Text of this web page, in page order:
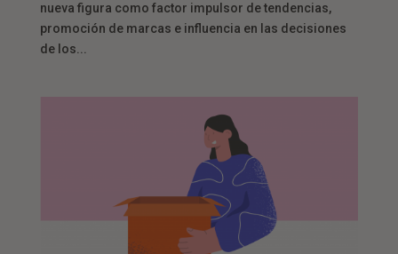
nueva figura como factor impulsor de tendencias,
promoción de marcas e influencia en las decisiones
de los...